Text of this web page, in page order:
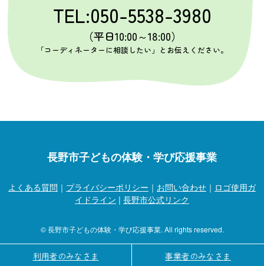
TEL:050-5538-3980
（平日10:00～18:00）
「コーディネーターに相談したい」とお伝えください。
長野市子どもの体験・学び応援事業
よくある質問 ｜ プライバシーポリシー ｜ お問い合わせ ｜ ロゴ使用ガ
イドライン | 長野市公式リンク
© 長野市子どもの体験・学び応援事業. All rights reserved.
利用者のみなさま 事業者のみなさま